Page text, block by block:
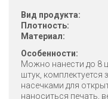
Вид продукта:
Плотность:
Материал:
Особенности:
Можно нанести до 8
штук, комплектуется
насечками для
наноситься печать,